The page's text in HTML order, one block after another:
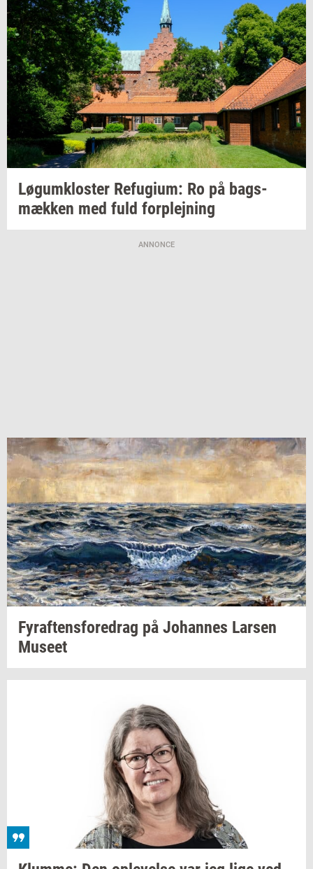
Løgum­klo­ster Re­fu­gi­um: Ro på bags­
mæk­ken med fuld for­plej­ning
ANNONCE
Fyraf­tens­fored­rag på Jo­han­nes Lar­sen
Mu­se­et